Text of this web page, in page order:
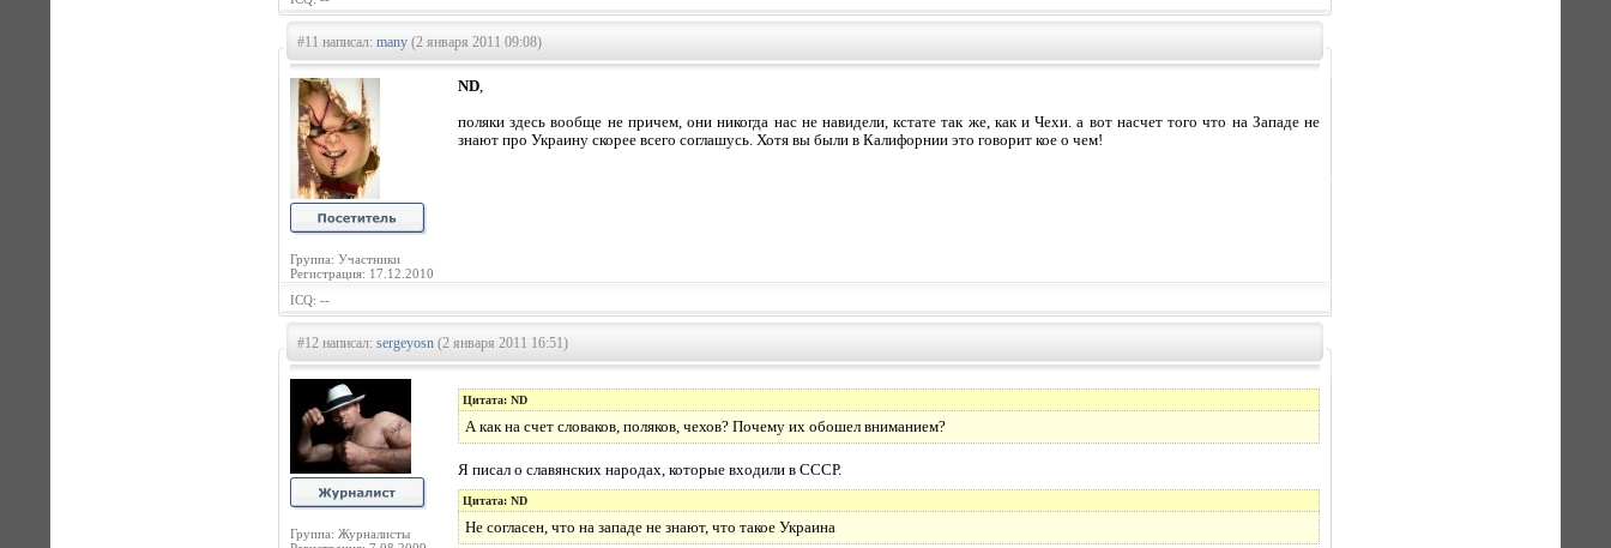
#11 написал: many (2 января 2011 09:08)
Группа: Участники
Регистрация: 17.12.2010
ND,
поляки здесь вообще не причем, они никогда нас не навидели, кстате так же, как и Чехи. а вот насчет того что на Западе не
знают про Украину скорее всего соглашусь. Хотя вы были в Калифорнии это говорит кое о чем!
ICQ: --
#12 написал: sergeyosn (2 января 2011 16:51)
Группа: Журналисты
Цитата: ND
А как на счет словаков, поляков, чехов? Почему их обошел вниманием?
Я писал о славянских народах, которые входили в СССР.
Цитата: ND
Не согласен, что на западе не знают, что такое Украина